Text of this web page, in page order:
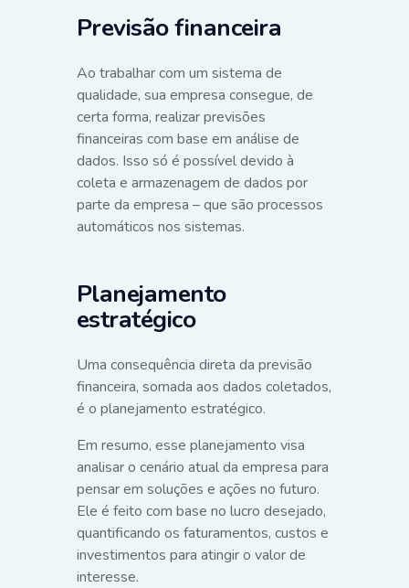
Previsão financeira
Ao trabalhar com um sistema de
qualidade, sua empresa consegue, de
certa forma, realizar previsões
financeiras com base em análise de
dados. Isso só é possível devido à
coleta e armazenagem de dados por
parte da empresa – que são processos
automáticos nos sistemas.
Planejamento
estratégico
Uma consequência direta da previsão
financeira, somada aos dados coletados,
é o planejamento estratégico.
Em resumo, esse planejamento visa
analisar o cenário atual da empresa para
pensar em soluções e ações no futuro.
Ele é feito com base no lucro desejado,
quantificando os faturamentos, custos e
investimentos para atingir o valor de
interesse.